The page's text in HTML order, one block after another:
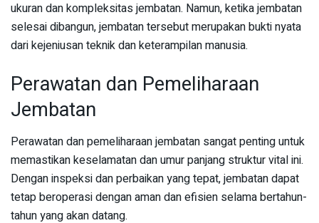
ukuran dan kompleksitas jembatan. Namun, ketika jembatan
selesai dibangun, jembatan tersebut merupakan bukti nyata
dari kejeniusan teknik dan keterampilan manusia.
Perawatan dan Pemeliharaan
Jembatan
Perawatan dan pemeliharaan jembatan sangat penting untuk
memastikan keselamatan dan umur panjang struktur vital ini.
Dengan inspeksi dan perbaikan yang tepat, jembatan dapat
tetap beroperasi dengan aman dan efisien selama bertahun-
tahun yang akan datang.